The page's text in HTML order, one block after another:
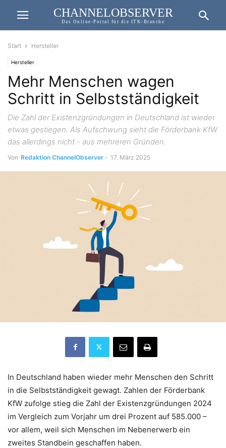
CHANNELOBSERVER
Das Online-Portal für die ITK-Branche
Start Hersteller
Hersteller
Mehr Menschen wagen
Schritt in Selbstständigkeit
Die Zahl der Existenzgründungen in Deutschland ist wieder
etwas gestiegen. Als Aufschwung sieht die Förderbank KfW
das allerdings nicht - aus mehreren Gründen.
Von Redaktion ChannelObserver - 17. März 2025
In Deutschland haben wieder mehr Menschen den Schritt
in die Selbstständigkeit gewagt. Zahlen der Förderbank
KfW zufolge stieg die Zahl der Existenzgründungen 2024
im Vergleich zum Vorjahr um drei Prozent auf 585.000 –
vor allem, weil sich Menschen im Nebenerwerb ein
zweites Standbein geschaffen haben.